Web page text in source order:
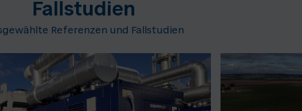
Fallstudien
Referenzen und Fallstudien